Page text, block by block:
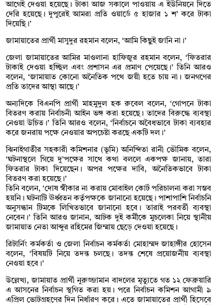
আগেই দেওয়া হয়েছে। টাকা আজ সকালে পাওয়ায় এ ইউনিয়নে দিতে
দেরি হয়েছে। দুপুরেই আমরা প্রতি ওয়ার্ডে ৫ হাজার ১ শ’ করে টাকা
দিয়েছি।’
জামায়াতের প্রার্থী মাসুদুর রহমান বলেন, ‘আমি কিছুই জানি না।’
জেলা জামায়াতের আমির মাওলানা হাফিজুর রহমান বলেন, ‘ফিতরার
টাকাই দেওয়া হচ্ছিল এবং প্রশাসন এর প্রমাণ পেয়েছে।’ তিনি আরও
বলেন, ‘জামায়াত কোনো অনৈতিক পথে জয়ী হতে চায় না। জনগণের
প্রতি তাদের আস্থা আছে।’
অন্যদিকে বিএনপি প্রার্থী মাহমুদুল হক রুবেল বলেন, ‘গোপনে টাকা
বিতরণ করায় নির্বাচনী আইন ভঙ্গ করা হয়েছে। তাদের বিরুদ্ধে ব্যবস্থা
নেওয়া উচিত।’ তিনি আরও বলেন, ‘নির্বাচনে অবৈধভাবে টাকা ব্যবহার
করে জনরায় পক্ষে নেওয়ার অপচেষ্টা করছে একটি দল।’
ঝিনাইগাতীর সহকারী কমিশনার (ভূমি) অনিন্দিতা রানী ভৌমিক বলেন,
‘ঘটনাস্থলে গিয়ে দু’পক্ষের সাথে কথা বললে একপক্ষ জানায়, তারা
ফিতরার টাকা দিয়েছেন। অপর পক্ষের দাবি, অনৈতিকভাবে টাকা
বিতরণ করা হয়েছে।’
তিনি বলেন, ‘দোষ স্বীকার না করায় মোবাইল কোর্ট পরিচালনা করা সম্ভব
হয়নি। ঘটনাটি ঊর্ধ্বতন কর্তৃপক্ষকে জানানো হয়েছে। পাশাপাশি নির্বাচনি
অনুসন্ধান টিমকে লিখিতভাবে জানানো হবে। তারাই পরবর্তী ব্যবস্থা
নেবেন।’ তিনি আরও জানান, আটক দুই কর্মীকে মুচলেকা নিয়ে স্থানীয়
জামায়াত নেতা আব্দুর রহিমের জিম্মায় ছেড়ে দেওয়া হয়েছে।
রিটার্নিং কর্মকর্তা ও জেলা নির্বাচন কর্মকর্তা মোহাম্মদ জাহাঙ্গীর হোসেন
বলেন, ‘বিষয়টি নিয়ে তদন্ত চলছে। তদন্ত শেষে প্রয়োজনীয় ব্যবস্থা
নেওয়া হবে।’
উল্লেখ্য, জামায়াত প্রার্থী নুরুজ্জামান বাদলের মৃত্যুতে গত ১২ ফেব্রুয়ারি
এ আসনের নির্বাচন স্থগিত করা হয়। পরে নির্বাচন কমিশন আগামী ৯
এপ্রিল ভোটগ্রহণের দিন নির্ধারণ করে। এতে জামায়াতের প্রার্থী হিসেবে